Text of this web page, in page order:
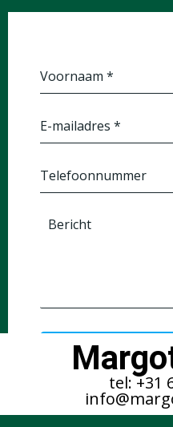
Voornaam *
E-mailadres *
Telefoonnummer
Bericht
BERICHT
tel: +31